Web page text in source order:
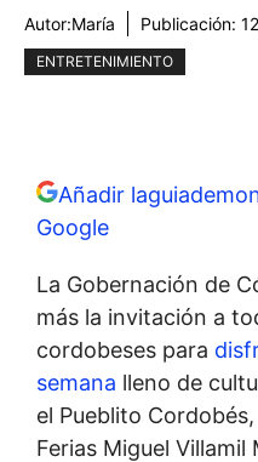
Autor:María Publicación:
ENTRETENIMIENTO
Añadir
Google
La Gobernación de
más la invitación a
cordobeses para
semana lleno de
el Pueblito
Ferias Miguel Villamil